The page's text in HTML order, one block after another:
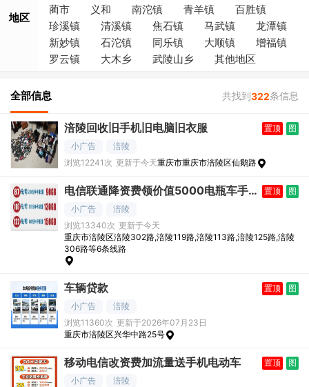
地区
蔺市
义和 南沱镇 青羊镇
百胜镇
珍溪镇
清溪镇 焦石镇 马武镇
龙潭镇
新妙镇
石沱镇 同乐镇 大顺镇
增福镇
罗云镇
大木乡 武陵山乡 其他地区
全部信息 共找到322条信息
涪陵回收旧手机旧电脑旧衣服 置顶
图
小广告
涪陵
浏览12241次 更新于今天重庆市重庆市涪陵区仙鹅路
电信联通降资费领价值5000电瓶车手
机话费
置顶
图
小广告
涪陵
浏览13340次 更新于今天
重庆市涪陵区涪陵302路,涪陵119路,涪陵113路,涪陵125路,涪陵
306路等6条线路
车辆贷款 置顶
图
小广告
涪陵
浏览11360次 更新于2026年07月23日
重庆市涪陵区兴华中路25号
移动电信改资费加流量送手机电动车 置顶
图
小广告
涪陵